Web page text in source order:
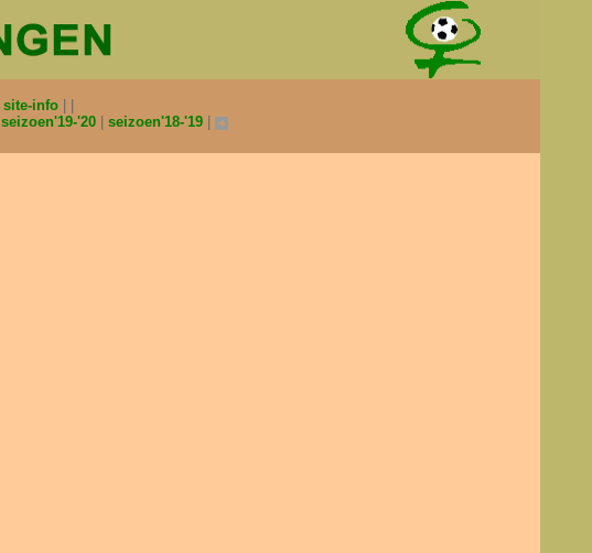
site-info
seizoen'19-'20 seizoen'18-'19